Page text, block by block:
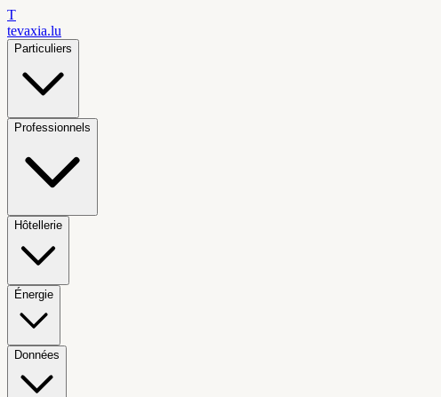
T
tevaxia.lu
Particuliers
Professionnels
Hôtellerie
Énergie
Données